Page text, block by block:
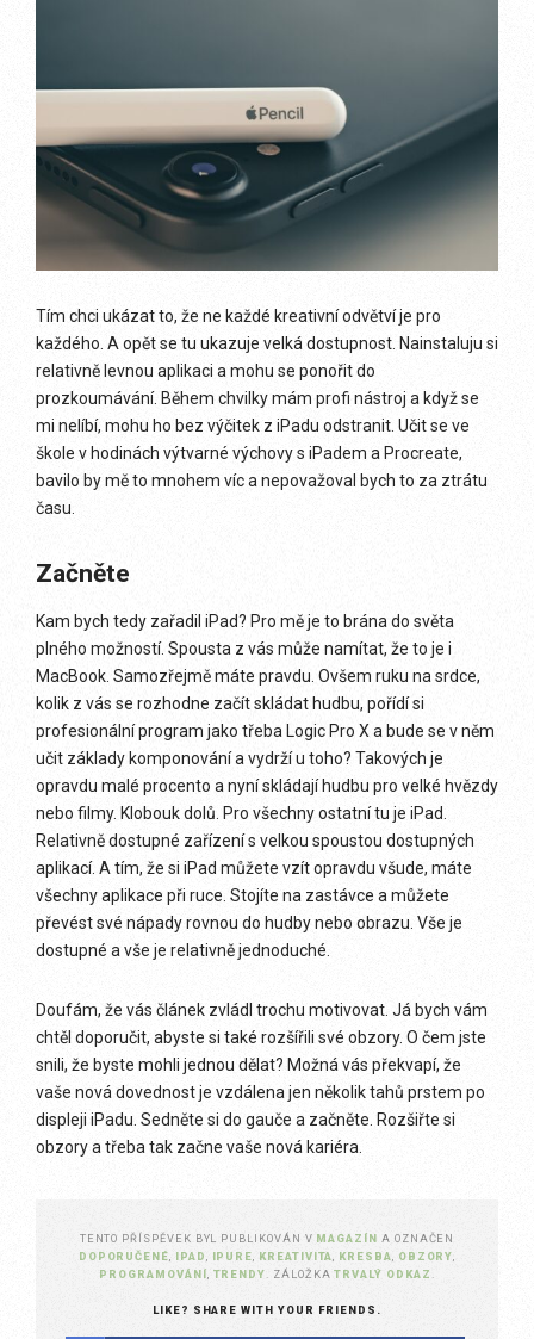
Tím chci ukázat to, že ne každé kreativní odvětví je pro
každého. A opět se tu ukazuje velká dostupnost. Nainstaluju si
relativně levnou aplikaci a mohu se ponořit do
prozkoumávání. Během chvilky mám profi nástroj a když se
mi nelíbí, mohu ho bez výčitek z iPadu odstranit. Učit se ve
škole v hodinách výtvarné výchovy s iPadem a Procreate,
bavilo by mě to mnohem víc a nepovažoval bych to za ztrátu
času.
Začněte
Kam bych tedy zařadil iPad? Pro mě je to brána do světa
plného možností. Spousta z vás může namítat, že to je i
MacBook. Samozřejmě máte pravdu. Ovšem ruku na srdce,
kolik z vás se rozhodne začít skládat hudbu, pořídí si
profesionální program jako třeba Logic Pro X a bude se v něm
učit základy komponování a vydrží u toho? Takových je
opravdu malé procento a nyní skládají hudbu pro velké hvězdy
nebo filmy. Klobouk dolů. Pro všechny ostatní tu je iPad.
Relativně dostupné zařízení s velkou spoustou dostupných
aplikací. A tím, že si iPad můžete vzít opravdu všude, máte
všechny aplikace při ruce. Stojíte na zastávce a můžete
převést své nápady rovnou do hudby nebo obrazu. Vše je
dostupné a vše je relativně jednoduché.
Doufám, že vás článek zvládl trochu motivovat. Já bych vám
chtěl doporučit, abyste si také rozšířili své obzory. O čem jste
snili, že byste mohli jednou dělat? Možná vás překvapí, že
vaše nová dovednost je vzdálena jen několik tahů prstem po
displeji iPadu. Sedněte si do gauče a začněte. Rozšiřte si
obzory a třeba tak začne vaše nová kariéra.
TENTO PŘÍSPĚVEK BYL PUBLIKOVÁN V MAGAZÍN A OZNAČEN
DOPORUČENÉ
IPAD IPURE KREATIVITA KRESBA OBZORY
PROGRAMOVÁNÍ TRENDY . ZÁLOŽKATRVALÝ ODKAZ
LIKE? SHARE WITH YOUR FRIENDS.